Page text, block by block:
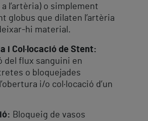
l’artèria) o simplement
globus que dilaten l’artèria
hi material.
i Col·locació de Stent:
del flux sanguini en
o bloquejades
i/o col·locació d’un
Bloqueig de vasos